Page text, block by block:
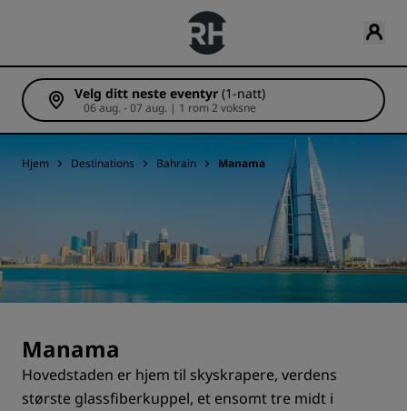
Velg ditt neste eventyr (1-natt)
06 aug. - 07 aug. | 1 rom 2 voksne
Hjem Destinations Bahrain Manama
Manama
Hovedstaden er hjem til skyskrapere, verdens
største glassfiberkuppel, et ensomt tre midt i